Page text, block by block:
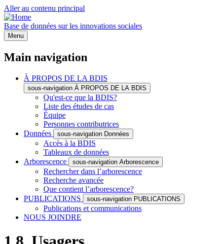
Aller au contenu principal
Base de données sur les innovations sociales
Menu
Main navigation
À PROPOS DE LA BDIS
sous-navigation À PROPOS DE LA BDIS
Qu'est-ce que la BDIS?
Liste des études de cas
Équipe
Personnes contributrices
Données
sous-navigation Données
Accès à la BDIS
Tableaux de données
Arborescence
sous-navigation Arborescence
Rechercher dans l’arborescence
Recherche avancée
Que contient l’arborescence?
PUBLICATIONS
sous-navigation PUBLICATIONS
Publications et communications
NOUS JOINDRE